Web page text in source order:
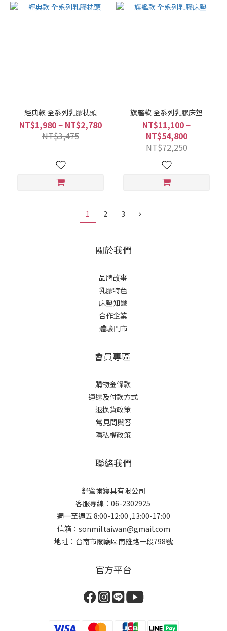
經典款 全系列乳膠枕頭
NT$1,980 ~ NT$2,780
NT$3,475
旗艦款 全系列乳膠床墊
NT$11,100 ~
NT$54,800
NT$72,250
1 2 3
關於我們
品牌故事
乳膠特色
床墊知識
合作企業
體驗門市
會員專區
購物金條款
運送及付款方式
退換貨政策
常見問與答
隱私權政策
聯絡我們
舒蜜爾寢具有限公司
客服專線：06-2302925
週一至週五 8:00-12:00 ,13:00-17:00
信箱：sonmil.taiwan@gmail.com
地址：台南市關廟區南雄路一段798號
官方平台